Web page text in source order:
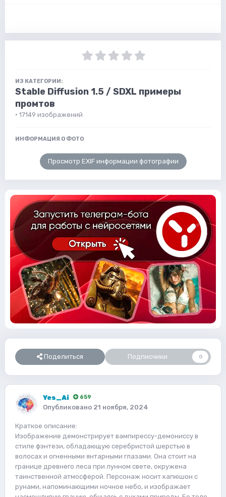
ИЗ КАТЕГОРИИ:
Stable Diffusion 1.5 / SDXL примеры
промтов
· 17149 изображений
ИНФОРМАЦИЯ О ФОТО
Просмотр EXIF информации фотографии
Поделиться Подписчики 0
Yes_Ai 659
Опубликовано 21 ноября, 2024
Краткое описание:
Изображение демонстрирует вампирессу-демониссу в
стиле фэнтези, обладающую серебристой шерстью в
волосах и огненными янтарными глазами. Она стоит на
границе древнего леса при лунном свете, окружена
таинственной атмосферой. Персонаж носит капюшон с
рунами, напоминающими ночное небо, и изображает